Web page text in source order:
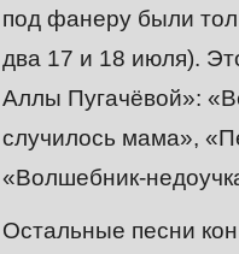
под фанеру были
два 17 и 18 июля).
Аллы Пугачёвой»:
случилось мама»,
«Волшебник-
Остальные песни